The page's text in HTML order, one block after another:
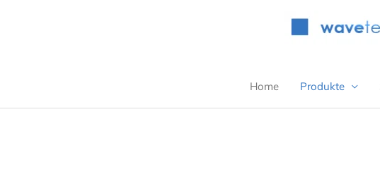
Home Produkte